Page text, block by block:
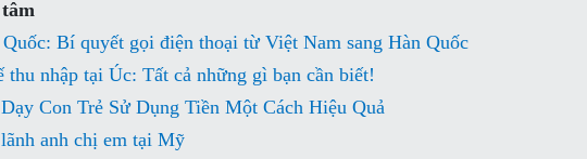
Bí quyết gọi điện thoại từ Việt Nam sang Hàn Quốc
thu nhập tại Úc: Tất cả những gì bạn cần biết!
Con Trẻ Sử Dụng Tiền Một Cách Hiệu Quả
anh chị em tại Mỹ